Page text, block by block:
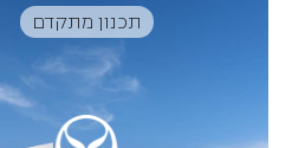
תכנון מתקדם